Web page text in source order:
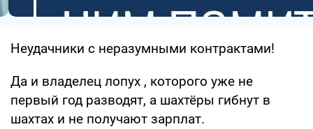
Неудачники с неразумными контрактами!
Да и владелец лопух , которого уже не
первый год разводят, а шахтёры гибнут в
шахтах и не получают зарплат.